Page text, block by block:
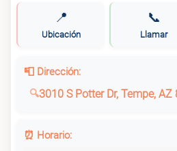
📍
Ubicación
📞
Llamar
📮 Dirección:
3010 S Potter Dr, Tempe, AZ
⏰ Horario: